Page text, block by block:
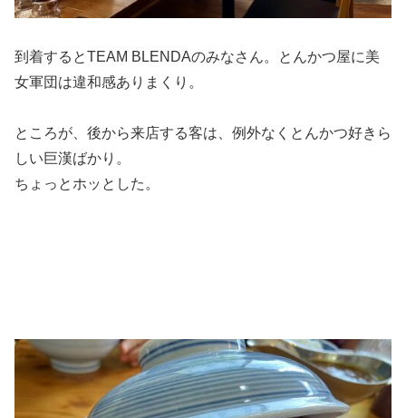
到着するとTEAM BLENDAのみなさん。とんかつ屋に美
女軍団は違和感ありまくり。
ところが、後から来店する客は、例外なくとんかつ好きら
しい巨漢ばかり。
ちょっとホッとした。